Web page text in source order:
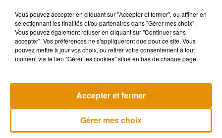
7 août 2026
Madonna sort enfin le remix de « Love
Sensation » avec Kylie Minogue
7 août 2026
Angèle et Amélie Lens dévoilent leur
collaboration tant attendue
Vous pouvez accepter en cliquant sur "Accepter et fermer", ou affiner en
sélectionnant les finalités et/ou partenaires dans "Gérer mes choix".
Vous pouvez également refuser en cliquant sur "Continuer sans
accepter". Vos préférences ne s'appliqueront que pour ce site. Vous
pouvez mettre à jour vos choix, ou retirer votre consentement à tout
moment via le lien "Gérer les cookies" situé en bas de chaque page.
Gérer mes choix
Accepter et fermer